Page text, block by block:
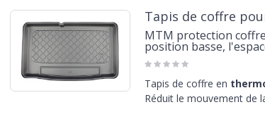
Tapis de coffre
MTM protection
position basse,
Tapis de coffre en
Réduit le mouvement de